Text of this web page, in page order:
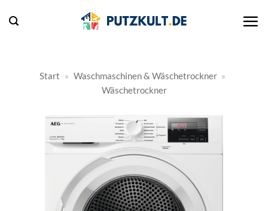
Inhalt
Start » Waschmaschinen & Wäschetrockner »
Wäschetrockner